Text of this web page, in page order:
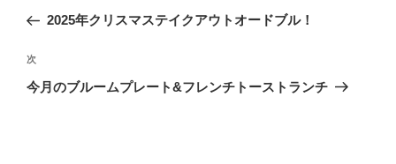
ビ
ゲ
去
投
稿
2025年クリスマステイクアウトオードブル！
次
の
次
今月のブルームプレート&フレンチトーストランチ